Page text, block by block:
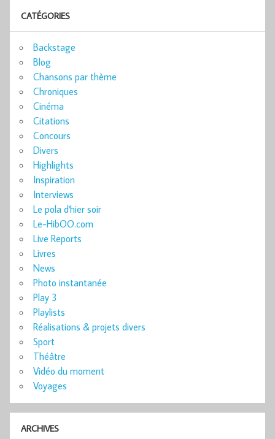
CATÉGORIES
Backstage
Blog
Chansons par thème
Chroniques
Cinéma
Citations
Concours
Divers
Highlights
Inspiration
Interviews
Le pola d'hier soir
Le-HibOO.com
Live Reports
Livres
News
Photo instantanée
Play 3
Playlists
Réalisations & projets divers
Sport
Théâtre
Vidéo du moment
Voyages
ARCHIVES